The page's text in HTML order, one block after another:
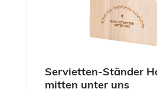
Servietten-Ständer
mitten unter uns